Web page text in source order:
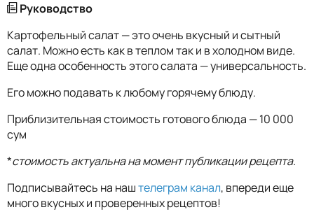
Руководство
Картофельный салат — это очень вкусный и сытный
салат. Можно есть как в теплом так и в холодном виде.
Еще одна особенность этого салата — универсальность.
Его можно подавать к любому горячему блюду.
Приблизительная стоимость готового блюда — 10 000
сум
*стоимость актуальна на момент публикации рецепта.
Подписывайтесь на наштелеграм канал, впереди еще
много вкусных и проверенных рецептов!